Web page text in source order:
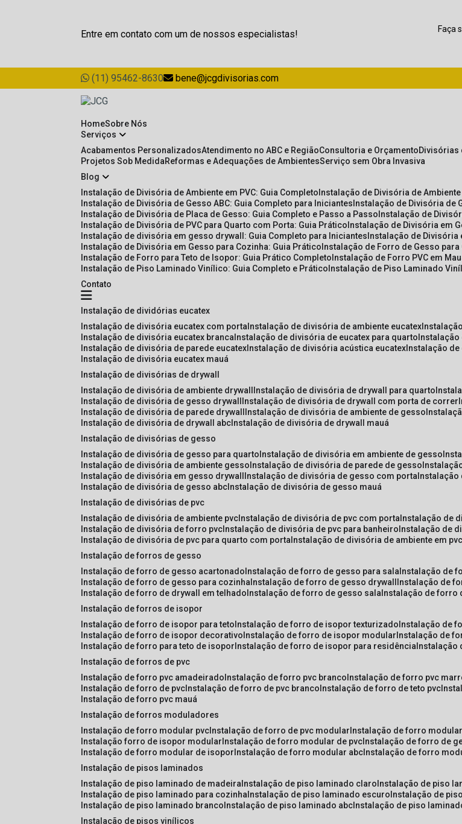
Entre em contato com um de nossos especialistas!
Faça
(11) 95462-8630 bene@jcgdivisorias.com
Home Sobre Nós
Serviços
Acabamentos Personalizados Atendimento no ABC e Região Consultoria e Orçamento
Projetos Sob Medida
Reformas e Adequações de Ambientes Serviço sem Obra Invasiva
Blog
Instalação de Divisória de Ambiente em PVC: Guia Completo Instalação de Divisória de
Instalação de Divisória de Gesso ABC: Guia Completo para Iniciantes Instalação de Divisória de
Instalação de Divisória de Placa de Gesso: Guia Completo e Passo a Passo Instalação de
Instalação de Divisória de PVC para Quarto com Porta: Guia Prático Instalação de Divisória em
Instalação de divisória em gesso drywall: Guia Completo para Iniciantes Instalação de Divisória
Instalação de Divisória em Gesso para Cozinha: Guia Prático Instalação de Forro de Gesso
Instalação de Forro para Teto de Isopor: Guia Prático Completo Instalação de Forro PVC em
Instalação de Piso Laminado Vinílico: Guia Completo e Prático Instalação de Piso Laminado
Contato
instalação de dividórias eucatex
instalação de divisória eucatex com porta instalação de divisória de ambiente eucatex
instalação de divisória eucatex branca instalação de divisória de eucatex para quarto
instalação de divisória de parede eucatex instalação de divisória acústica eucatex instalação
instalação de divisória eucatex mauá
instalação de divisórias de drywall
instalação de divisória de ambiente drywall
instalação de divisória de drywall para quarto
instalação de divisória de gesso drywall
instalação de divisória de drywall com porta de correr
instalação de divisória de parede drywall
instalação de divisória de ambiente de gesso
instalação de divisória de drywall abc instalação de divisória de drywall mauá
instalação de divisórias de gesso
instalação de divisória de gesso para quarto instalação de divisória em ambiente de gesso
instalação de divisória de ambiente gesso instalação de divisória de parede de gesso
instalação de divisória em gesso drywall
instalação de divisória de gesso com porta
instalação de divisória de gesso abc instalação de divisória de gesso mauá
instalação de divisórias de pvc
instalação de divisória de ambiente pvc instalação de divisória de pvc com porta instalação de
instalação de divisória de forro pvc instalação de divisória de pvc para banheiro instalação de
instalação de divisória de pvc para quarto com porta instalação de divisória de ambiente em pvc
instalação de forros de gesso
instalação de forro de gesso acartonado instalação de forro de gesso para sala instalação de
instalação de forro de gesso para cozinha instalação de forro de gesso drywall instalação de
instalação de forro de drywall em telhado instalação de forro de gesso sala instalação de forro
instalação de forros de isopor
instalação de forro de isopor para teto instalação de forro de isopor texturizado instalação de
instalação de forro de isopor decorativo instalação de forro de isopor modular instalação de
instalação de forro para teto de isopor instalação de forro de isopor para residência instalação
instalação de forros de pvc
instalação de forro pvc amadeirado instalação de forro pvc branco instalação de forro pvc
instalação de forro de pvc instalação de forro de pvc branco instalação de forro de teto pvc
instalação de forro pvc mauá
instalação de forros moduladores
instalação de forro modular pvc instalação de forro de pvc modular instalação de forro
instalação forro de isopor modular instalação de forro modular de pvc instalação de forro de
instalação de forro modular de isopor instalação de forro modular abc instalação de forro
instalação de pisos laminados
instalação de piso laminado de madeira instalação de piso laminado claro instalação de piso
instalação de piso laminado para cozinha instalação de piso laminado escuro instalação de
instalação de piso laminado branco instalação de piso laminado abc instalação de piso
instalação de pisos vinílicos